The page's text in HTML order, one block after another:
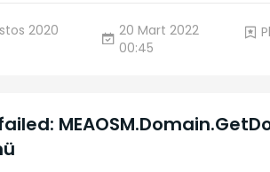
2020
20 Mart 2022
00:45